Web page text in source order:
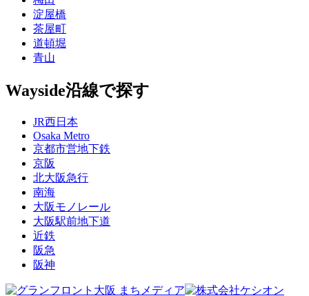
淀屋橋
茶屋町
道頓堀
青山
Wayside沿線で探す
JR西日本
Osaka Metro
京都市営地下鉄
京阪
北大阪急行
南海
大阪モノレール
大阪駅前地下道
近鉄
阪急
阪神